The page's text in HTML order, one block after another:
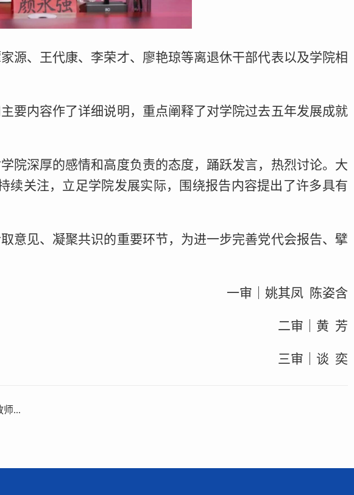
源、王代康、李荣才、廖艳琼等离退休干部代表以及学院相
要内容作了详细说明，重点阐释了对学院过去五年发展成就
院深厚的感情和高度负责的态度，踊跃发言，热烈讨论。大
续关注，立足学院发展实际，围绕报告内容提出了许多具有
意见、凝聚共识的重要环节，为进一步完善党代会报告、擘
一审｜姚其凤 陈姿含
二审｜黄 芳
三审｜谈 奕
师...